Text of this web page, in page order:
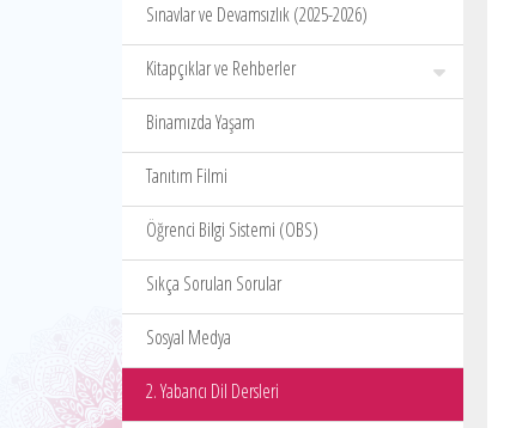
Sınavlar ve Devamsızlık (2025-2026)
Kitapçıklar ve Rehberler
Binamızda Yaşam
Tanıtım Filmi
Öğrenci Bilgi Sistemi (OBS)
Sıkça Sorulan Sorular
Sosyal Medya
2. Yabancı Dil Dersleri